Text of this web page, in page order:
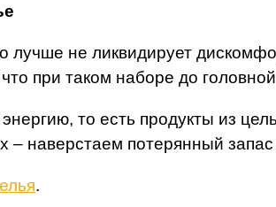
лучше не ликвидирует
при таком наборе до
то есть продукты из
наверстаем потерянный
.